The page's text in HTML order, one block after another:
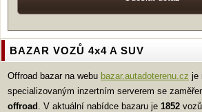
BAZAR VOZŮ 4x4 A SUV
Offroad bazar na webu bazar.autadoterenu.cz je
specializovaným inzertním serverem se
offroad . V aktuální nabídce bazaru je 1852